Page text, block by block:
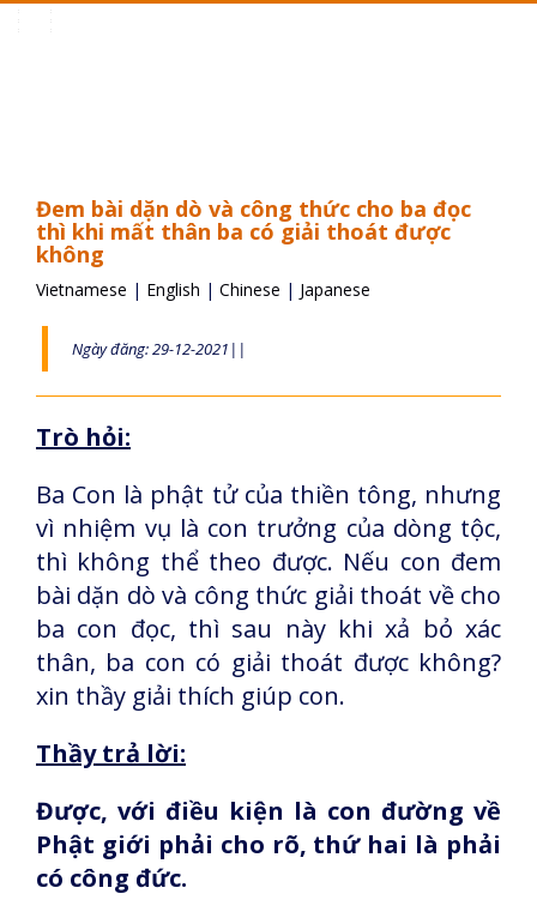
Đem bài dặn dò và công thức cho ba đọc
thì khi mất thân ba có giải thoát được
không
Vietnamese | English | Chinese | Japanese
Ngày đăng: 29-12-2021||
Trò hỏi:
Ba Con là phật tử của thiền tông, nhưng
vì nhiệm vụ là con trưởng của dòng tộc,
thì không thể theo được. Nếu con đem
bài dặn dò và công thức giải thoát về cho
ba con đọc, thì sau này khi xả bỏ xác
thân, ba con có giải thoát được không?
xin thầy giải thích giúp con.
Thầy trả lời:
Được, với điều kiện là con đường về
Phật giới phải cho rõ, thứ hai là phải
có công đức.